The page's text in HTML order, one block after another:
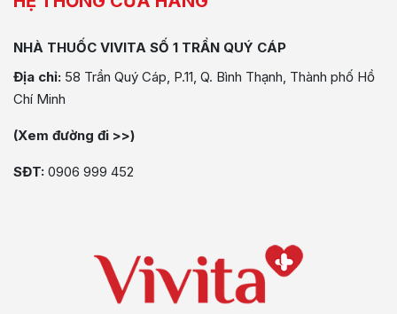
NHÀ THUỐC VIVITA SỐ 1 TRẦN QUÝ CÁP
Địa chỉ: 58 Trần Quý Cáp, P.11, Q. Bình Thạnh, Thành phố Hồ
Chí Minh
(Xem đường đi >>)
SĐT: 0906 999 452